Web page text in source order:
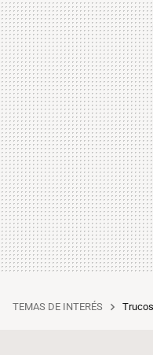
TEMAS DE INTERÉS